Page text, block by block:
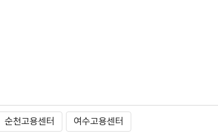
순천고용센터 여수고용센터